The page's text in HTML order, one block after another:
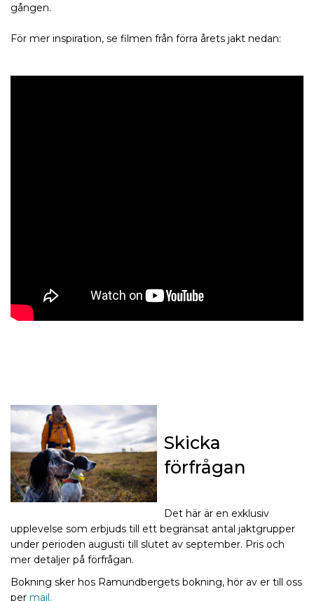
gången.
För mer inspiration, se filmen från förra årets jakt nedan:
Skicka
förfrågan
Det här är en exklusiv
upplevelse som erbjuds till ett begränsat antal jaktgrupper
under perioden augusti till slutet av september. Pris och
mer detaljer på förfrågan.
Bokning sker hos Ramundbergets bokning, hör av er till oss
per mail.